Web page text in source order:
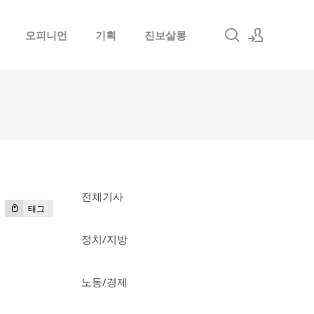
오피니언 기획 진보살롱
전체기사
정치/지방
노동/경제
태그